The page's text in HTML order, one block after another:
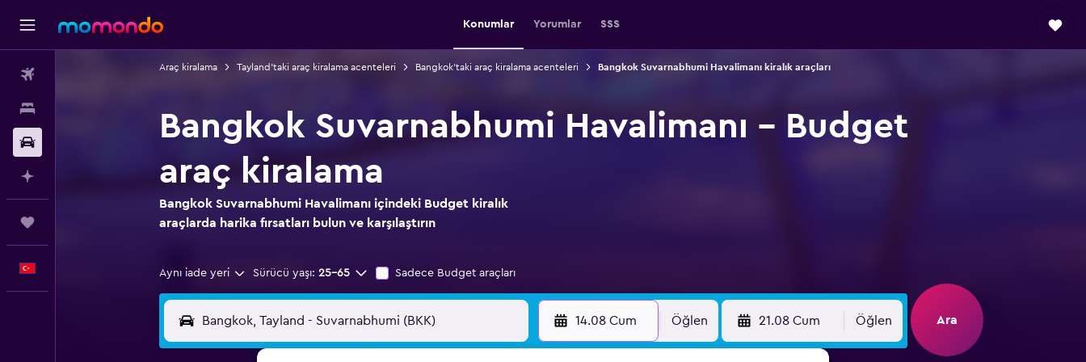
Konumlar Yorumlar SSS
Araç kiralama Tayland'taki araç kiralama acenteleri Bangkok'taki araç kiralama acenteleri Bangkok Suvarnabhumi Havalimanı kiralık araçları
Bangkok Suvarnabhumi Havalimanı - Budget
araç kiralama
Bangkok Suvarnabhumi Havalimanı içindeki Budget kiralık
araçlarda harika fırsatları bulun ve karşılaştırın
Aynı iade yeri Sürücü yaşı: 25-65 Sadece Budget araçları
14.08 Cum Öğlen 21.08 Cum Öğlen Ara